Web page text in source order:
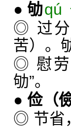
● 劬qú
◎ 过分
苦）。
◎ 慰劳
劬”。
● 俭 （
◎ 节省